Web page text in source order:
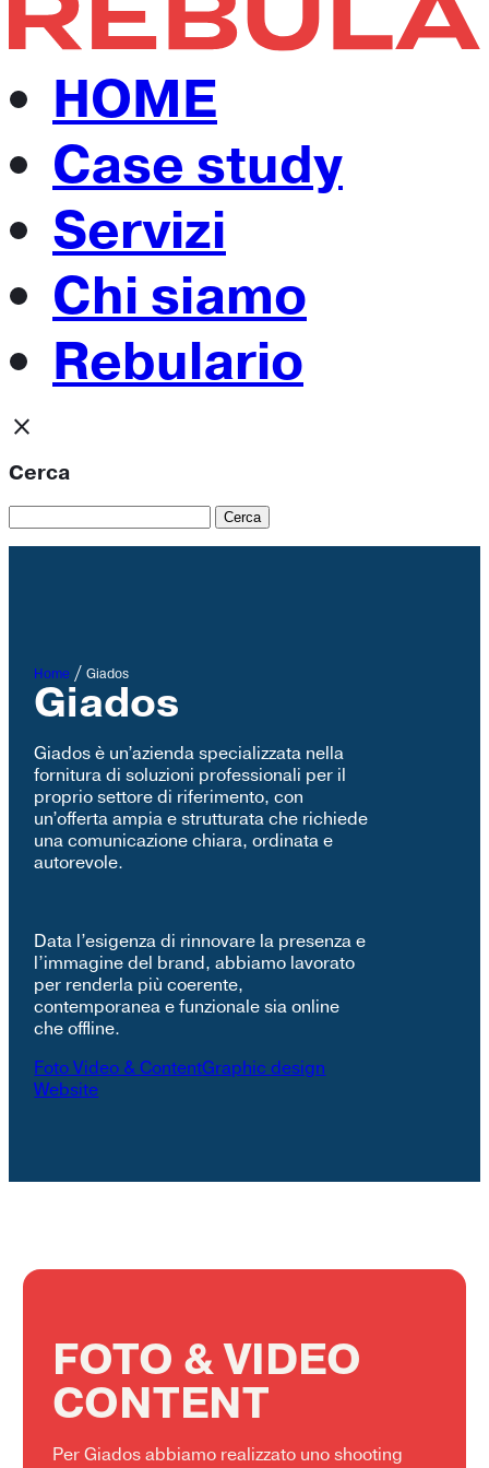
HOME
Case study
Servizi
Chi siamo
Rebulario
close
Cerca
Home /Giados
Giados
Giados è un’azienda specializzata nella
fornitura di soluzioni professionali per il
proprio settore di riferimento, con
un’offerta ampia e strutturata che richiede
una comunicazione chiara, ordinata e
autorevole.
Data l’esigenza di rinnovare la presenza e
l’immagine del brand, abbiamo lavorato
per renderla più coerente,
contemporanea e funzionale sia online
che offline.
Foto Video & ContentGraphic design
Website
FOTO & VIDEO
CONTENT
Per Giados abbiamo realizzato uno shooting